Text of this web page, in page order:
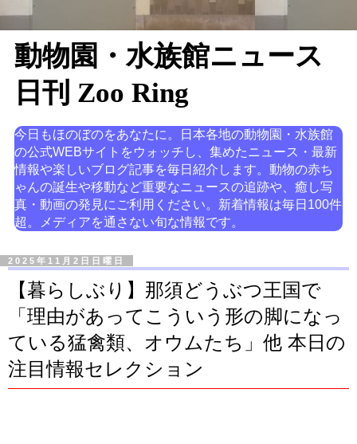
動物園・水族館ニュース
日刊 Zoo Ring
今日もほのぼのをあなたに。日本各地の動物園・水族館
の公式WEBサイトをウォッチし、集めたニュース・最新
情報や楽しいブログ記事を毎日紹介します。動物の赤ち
ゃんの誕生や移動など重要なニュースの追跡や、癒し写
真・動画の発見にご利用ください。新着情報は毎日100件
超。メディアを通さない旬な情報です。
2025年11月2日日曜日
【暮らしぶり】那須どうぶつ王国で
「理由があってこういう形の脚になっ
ている猛禽類、オウムたち」他 本日の
注目情報セレクション